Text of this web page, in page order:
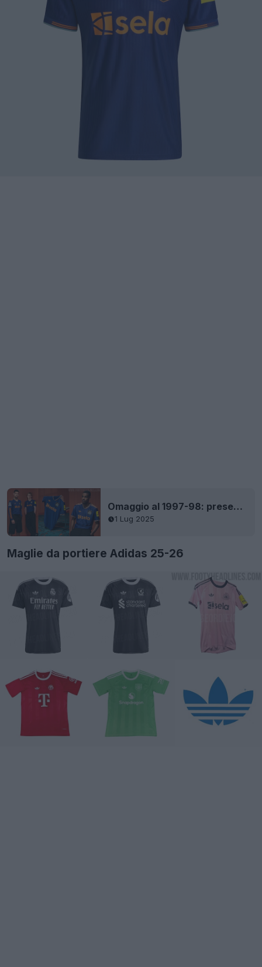
Omaggio al 1997-98: presentata la terza maglia del Newcastle United 25-26
1 Lug 2025
Maglie da portiere Adidas 25-26